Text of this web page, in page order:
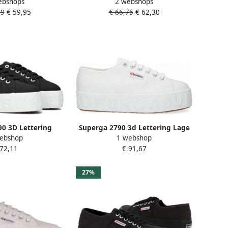
UpEn doen
Dames
€ 59,95
Half-hoge schoenen Kleur: Zwart
€ 66,75€ 62,30
3D Lettering
Fashion Wear
Superga 2790 3d Lettering Lage
sneakers Wit
1 webshop
€ 91,67
27%